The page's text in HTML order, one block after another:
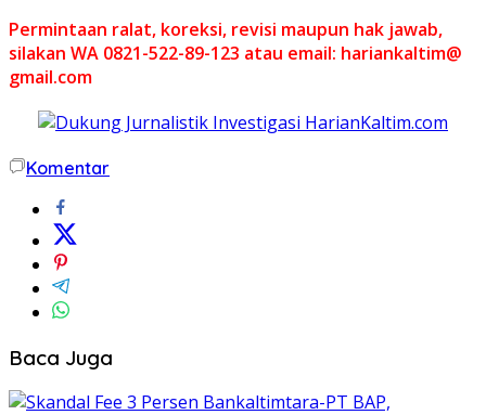
Permintaan ralat, koreksi, revisi maupun hak jawab,
silakan WA 0821-522-89-123 atau email: hariankaltim@
gmail.com
Komentar
Baca Juga